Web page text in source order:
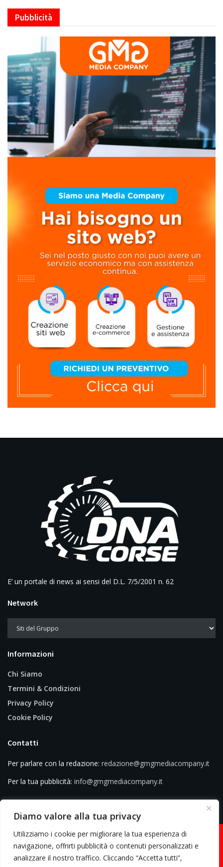
Diamo valore alla tua privacy
Utilizziamo i cookie per migliorare la tua esperienza di
navigazione, offrirti pubblicità o contenuti personalizzati e
analizzare il nostro traffico. Cliccando “Accetta tutti”,
Pubblicità
E’ un portale di news ai sensi del D.L. 7/5/2001 n. 62
Network
Informazioni
Chi Siamo
Termini & Condizioni
Privacy Policy
Cookie Policy
Contatti
Per parlare con la redazione: redazione@gmgmediacompany.it
Per la tua pubblicità: info@gmgmediacompany.it